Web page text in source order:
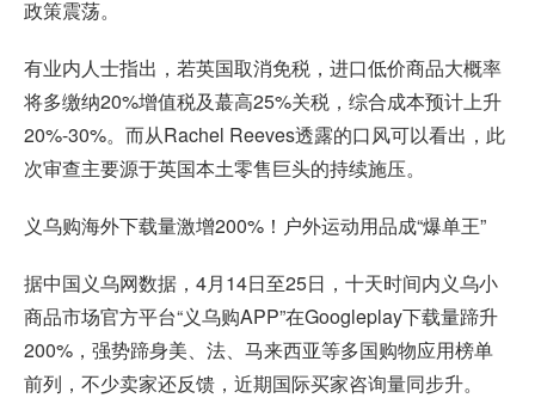
政策震荡。
有业内人士指出，若英国取消免税，进口低价商品大概率
将多缴纳20%增值税及蕞高25%关税，综合成本预计上升
20%-30%。而从Rachel Reeves透露的口风可以看出，此
次审查主要源于英国本土零售巨头的持续施压。
义乌购海外下载量激增200%！户外运动用品成“爆单王”
据中国义乌网数据，4月14日至25日，十天时间内义乌小
商品市场官方平台“义乌购APP”在Googleplay下载量蹄升
200%，强势蹄身美、法、马来西亚等多国购物应用榜单
前列，不少卖家还反馈，近期国际买家咨询量同步升。